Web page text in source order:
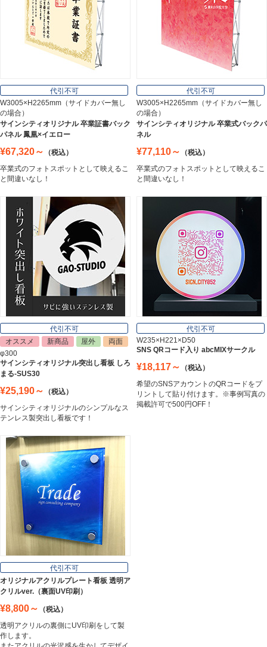
インテリア
Interior
オフィス用品
Office Supplies
ステンレス切文字
Stainless Sign
エッチングプレート
郵便ポスト
Post
Nameplate
代引不可
W3005×H2265mm（サイドカバー無し
の場合）
サインシティオリジナル 卒業証書バック
パネル 鳳凰×イエロー
¥67,320～
（税込）
卒業式のフォトスポットとして映えるこ
と間違いなし！
代引不可
W3005×H2265mm（サイドカバー無し
の場合）
サインシティオリジナル 卒業式バックパ
ネル
¥77,110～
（税込）
卒業式のフォトスポットとして映えるこ
と間違いなし！
代引不可
オススメ
新商品 屋外
両面
φ300
サインシティオリジナル突出し看板 しろ
まる-SUS30
¥25,190～
（税込）
サインシティオリジナルのシンプルなス
テンレス製突出し看板です！
代引不可
W235×H221×D50
SNS QRコード入り abcMIXサークル
¥18,117～
（税込）
希望のSNSアカウントのQRコードをプ
リントして貼り付けます。※事例写真の
掲載許可で500円OFF！
代引不可
オリジナルアクリルプレート看板 透明ア
クリルver.（裏面UV印刷）
¥8,800～
（税込）
透明アクリルの裏側にUV印刷をして製
作します。